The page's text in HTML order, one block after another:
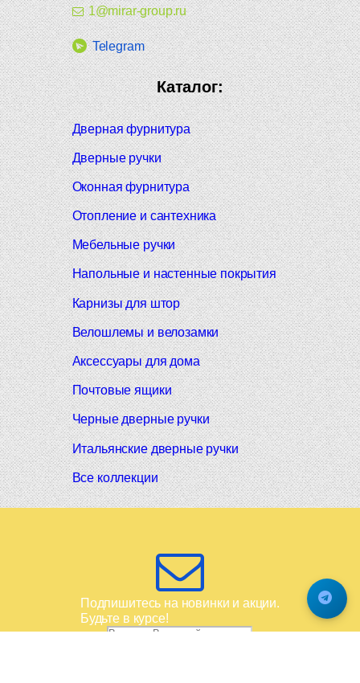
1@mirar-group.ru
Telegram
Каталог:
Дверная фурнитура
Дверные ручки
Оконная фурнитура
Отопление и сантехника
Мебельные ручки
Напольные и настенные покрытия
Карнизы для штор
Велошлемы и велозамки
Аксессуары для дома
Почтовые ящики
Черные дверные ручки
Итальянские дверные ручки
Все коллекции
Подпишитесь на новинки и акции.
Будьте в курсе!